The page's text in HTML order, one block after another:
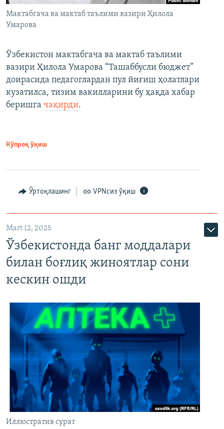
Мактабгача ва мактаб таълими вазири Ҳилола
Умарова
Ўзбекистон мактабгача ва мактаб таълими
вазири Ҳилола Умарова “Ташаббусли бюджет”
доирасида педагоглардан пул йиғиш ҳолатлари
кузатилса, тизим вакилларини бу ҳақда хабар
беришга чақирди.
Кўпроқ ўқиш
Ўртоқлашинг VPNсиз ўқиш
Mart 12, 2025
Ўзбекистонда банг моддалари
билан боғлиқ жиноятлар сони
кескин ошди
Иллюстратив сурат